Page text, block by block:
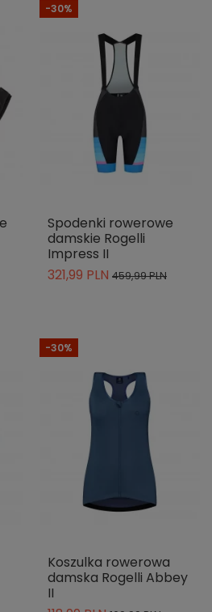
-30%
Spodenki rowerowe
damskie Rogelli
Impress II
321,99 PLN 459,99 PLN
-30%
Koszulka rowerowa
damska Rogelli Abbey
II